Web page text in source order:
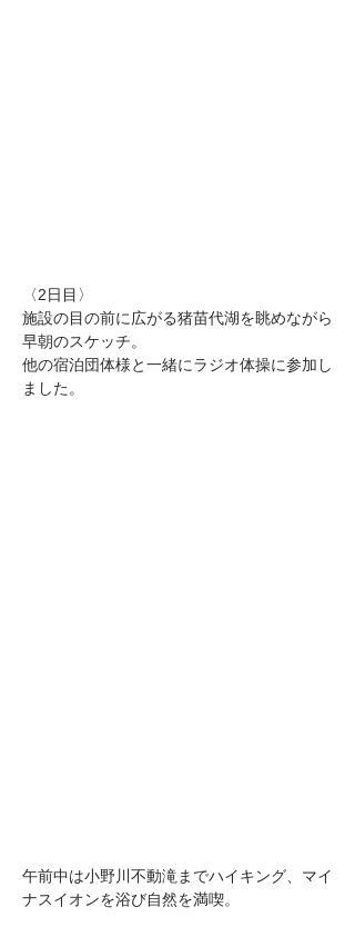
〈2日目〉
施設の目の前に広がる猪苗代湖を眺めながら
早朝のスケッチ。
他の宿泊団体様と一緒にラジオ体操に参加し
ました。
午前中は小野川不動滝までハイキング、マイ
ナスイオンを浴び自然を満喫。